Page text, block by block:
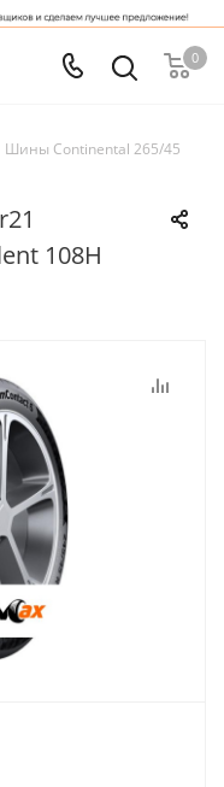
0
Шины Continental 265/45
108H